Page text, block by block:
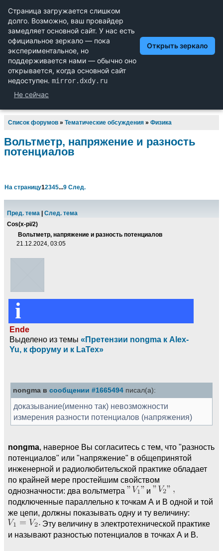
Научный форум dxdy
Математика, Физика, Computer Science, Machine Learning,
LaTeX, Механика и Техника, Химия,
Биология и Медицина, Экономика и Финансовая
Математика, Гуманитарные науки
Список форумов » Тематические обсуждения » Физика
Вольтметр, напряжение и разность
потенциалов
На страницу12345...9 След.
Пред. тема
След. тема
Cos(x-pi/2)
Вольтметр, напряжение и разность потенциалов
21.12.2024, 03:05
i
Ende
Выделено из темы «Претензии nongma к Alex-
Yu, к форуму и к LaTex»
nongma в сообщении #1665494 писал(а):
доказывание(именно так) невозможности
измерения разности потенциалов (напряжения)
nongma, наверное Вы согласитесь с тем, что "разность
потенциалов" или "напряжение" в общепринятой
инженерной и радиолюбительской практике обладает
по крайней мере простейшим свойством
однозначности: два вольтметра
и
подключенные параллельно к точкам А и В одной и той
же цепи, должны показывать одну и ту величину:
Эту величину в электротехнической практике
и называют разностью потенциалов в точках А и В.